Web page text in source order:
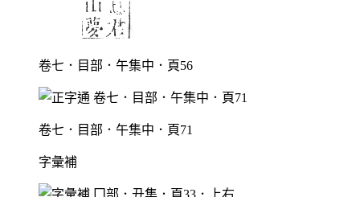
卷七．目部．午集中．頁56
卷七．目部．午集中．頁71
字彙補